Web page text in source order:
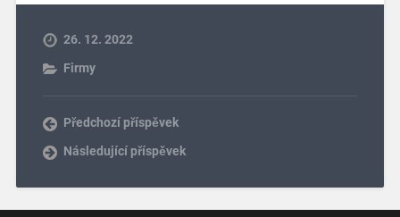
26. 12. 2022
Firmy
Předchozí příspěvek
Následující příspěvek